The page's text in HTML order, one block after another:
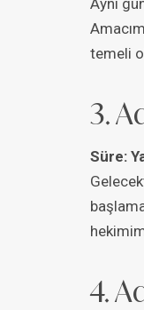
Aynı
temeli
3.
Süre:
4.